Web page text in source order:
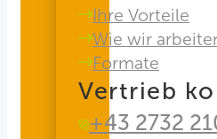
Ihre Vorteile
Wie wir
Formate
Vertrieb
+43 2732